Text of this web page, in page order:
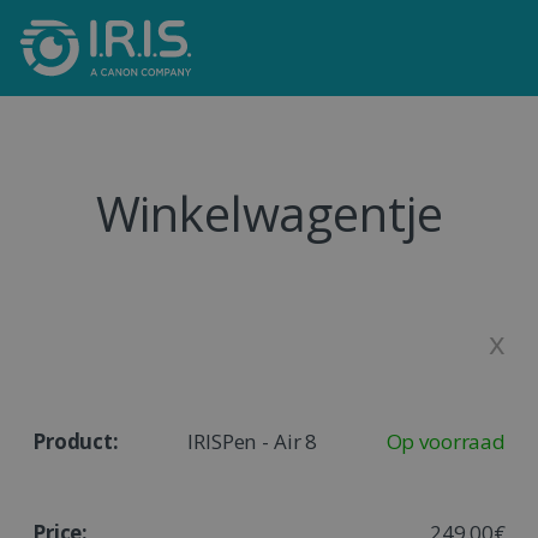
Winkelwagentje
x
IRISPen - Air 8 Op voorraad